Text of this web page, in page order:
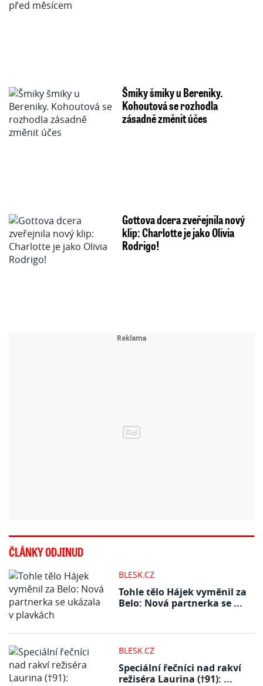
Šmiky šmiky u Bereniky.
Kohoutová se rozhodla
zásadně změnit účes
Gottova dcera zveřejnila nový
klip: Charlotte je jako Olivia
Rodrigo!
ČLÁNKY ODJINUD
BLESK.CZ
Tohle tělo Hájek vyměnil za
Belo: Nová partnerka se ...
BLESK.CZ
Speciální řečníci nad rakví
režiséra Laurina (†91): ...